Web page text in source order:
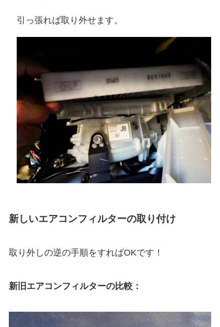
引っ張れば取り外せます。
新しいエアコンフィルターの取り付け
取り外しの逆の手順をすればOKです！
新旧エアコンフィルターの比較：